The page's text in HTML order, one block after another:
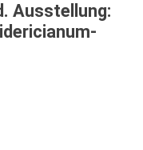
Ausstellung: